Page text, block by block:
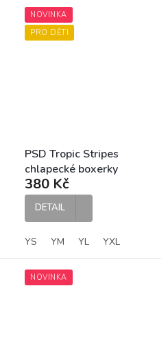
NOVINKA
PRO DĚTI
PSD Tropic Stripes
chlapecké boxerky
380 Kč
DETAIL
YS YM YL YXL
NOVINKA